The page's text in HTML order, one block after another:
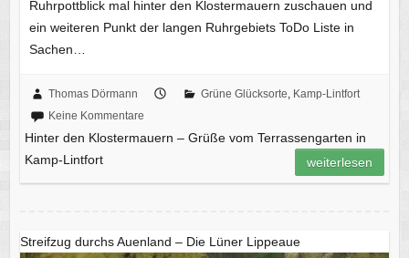
Ruhrpottblick mal hinter den Klostermauern zuschauen und
ein weiteren Punkt der langen Ruhrgebiets ToDo Liste in
Sachen…
Thomas Dörmann Grüne Glücksorte Kamp-Lintfort
Keine Kommentare
Hinter den Klostermauern – Grüße vom Terrassengarten in
Kamp-Lintfort
weiterlesen
Streifzug durchs Auenland – Die Lüner Lippeaue